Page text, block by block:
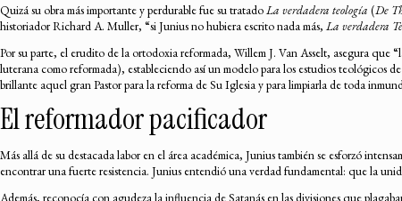
Quizá su obra más importante y perdurable fue su tratado La verdadera teología (De
historiador Richard A. Muller, “si Junius no hubiera escrito nada más, La verdadera
Por su parte, el erudito de la ortodoxia reformada, Willem J. Van Asselt, asegura que
luterana como reformada), estableciendo así un modelo para los estudios teológicos
brillante aquel gran Pastor para la reforma de Su Iglesia y para limpiarla de toda
El reformador pacificador
Más allá de su destacada labor en el área académica, Junius también se esforzó
encontrar una fuerte resistencia. Junius entendió una verdad fundamental: que la
Además, reconocía con agudeza la influencia de Satanás en las divisiones que